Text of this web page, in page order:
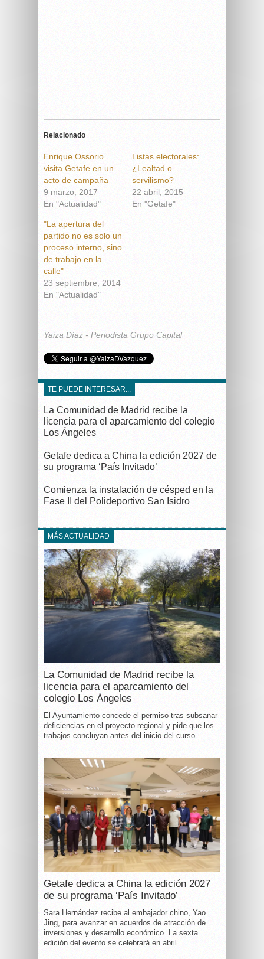
Relacionado
Enrique Ossorio
visita Getafe en un
acto de campaña
9 marzo, 2017
En "Actualidad"
Listas electorales:
¿Lealtad o
servilismo?
22 abril, 2015
En "Getafe"
"La apertura del
partido no es solo un
proceso interno, sino
de trabajo en la
calle"
23 septiembre, 2014
En "Actualidad"
Yaiza Díaz - Periodista Grupo Capital
TE PUEDE INTERESAR...
La Comunidad de Madrid recibe la
licencia para el aparcamiento del colegio
Los Ángeles
Getafe dedica a China la edición 2027 de
su programa ‘País Invitado’
Comienza la instalación de césped en la
Fase II del Polideportivo San Isidro
MÁS ACTUALIDAD
La Comunidad de Madrid recibe la
licencia para el aparcamiento del
colegio Los Ángeles
El Ayuntamiento concede el permiso tras subsanar
deficiencias en el proyecto regional y pide que los
trabajos concluyan antes del inicio del curso.
Getafe dedica a China la edición 2027
de su programa ‘País Invitado’
Sara Hernández recibe al embajador chino, Yao
Jing, para avanzar en acuerdos de atracción de
inversiones y desarrollo económico. La sexta
edición del evento se celebrará en abril...